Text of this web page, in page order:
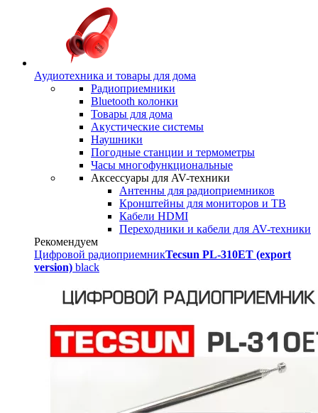
Аудиотехника и товары для дома
Радиоприемники
Bluetooth колонки
Товары для дома
Акустические системы
Наушники
Погодные станции и термометры
Часы многофункциональные
Аксессуары для AV-техники
Антенны для радиоприемников
Кронштейны для мониторов и ТВ
Кабели HDMI
Переходники и кабели для AV-техники
Рекомендуем
Цифровой радиоприемникTecsun PL-310ET (export
version) black